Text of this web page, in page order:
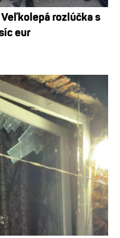
rozlúčka s
eur